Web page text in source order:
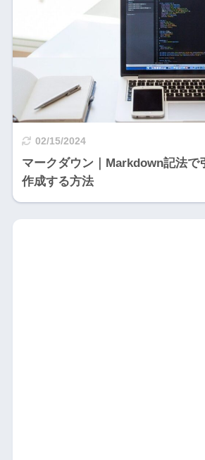
02/15/2024
マークダウン｜Markdown記法で
作成する方法